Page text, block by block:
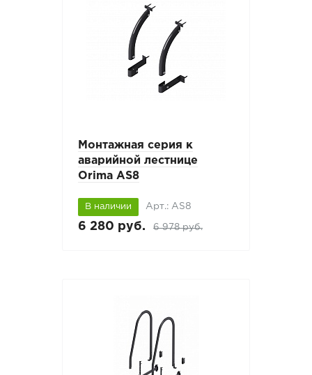
Монтажная серия к
аварийной лестнице
Orima AS8
В наличии Арт.: AS8
6 280 руб. 6 978 руб.